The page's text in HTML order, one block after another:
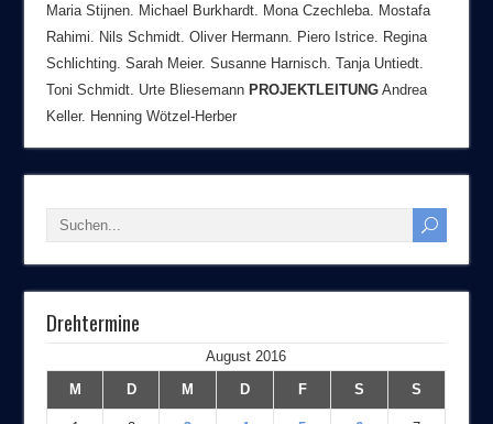
Maria Stijnen. Michael Burkhardt. Mona Czechleba. Mostafa
Rahimi. Nils Schmidt. Oliver Hermann. Piero Istrice. Regina
Schlichting. Sarah Meier. Susanne Harnisch. Tanja Untiedt.
Toni Schmidt. Urte Bliesemann PROJEKTLEITUNG Andrea
Keller. Henning Wötzel-Herber
Drehtermine
August 2016
M
D M D F S S